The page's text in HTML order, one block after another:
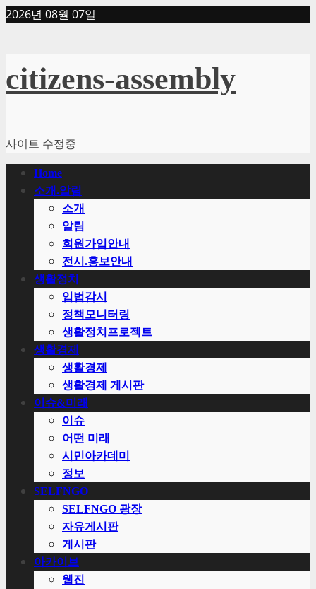
Skip
2026년 08월 07일
citizens-assembly
사이트 수정중
Primary
Menu
Home
소개.알림
소개
알림
회원가입안내
전시.홍보안내
생활정치
입법감시
정책모니터링
생활정치프로젝트
생활경제
생활경제
생활경제 게시판
이슈&미래
이슈
어떤 미래
시민아카데미
정보
SELFNGO
SELFNGO 광장
자유게시판
게시판
아카이브
웹진